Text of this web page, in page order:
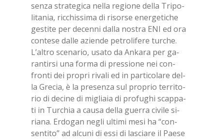
sen­za stra­te­gi­ca nel­la re­gio­ne del­la Tri­po­
li­ta­nia, ric­chis­si­ma di ri­sor­se ener­ge­ti­che
ge­sti­te per de­cen­ni dal­la no­stra ENI ed ora
con­te­se dal­le azien­de pe­tro­li­fe­re tur­che.
L’al­tro sce­na­rio, usa­to da An­ka­ra per ga­
ran­tir­si una for­ma di pres­sio­ne nei con­
fron­ti dei pro­pri ri­va­li ed in par­ti­co­la­re del­
la Gre­cia, è la pre­sen­za sul pro­prio ter­ri­to­
rio di de­ci­ne di mi­glia­ia di pro­fu­ghi scap­pa­
ti in Tur­chia a cau­sa del­la guer­ra ci­vi­le si­
ria­na. Er­do­gan ne­gli ul­ti­mi mesi ha “con­
sen­ti­to” ad al­cu­ni di essi di la­scia­re il Pae­se